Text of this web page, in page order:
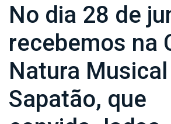
No dia 28 de
recebemos na
Natura
Sapatão, que